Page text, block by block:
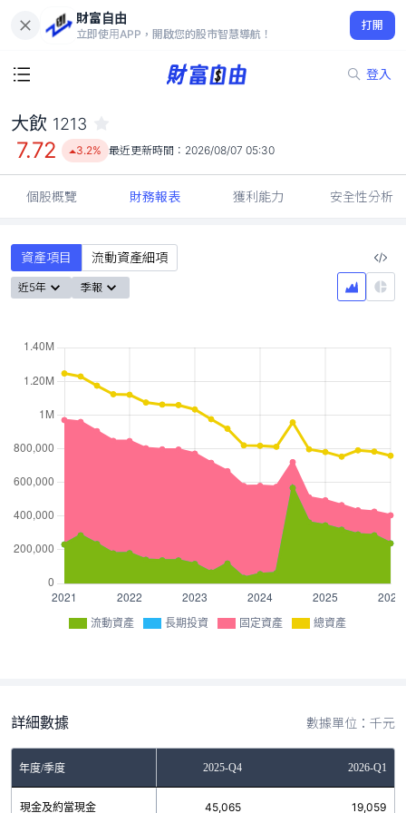
財富自由
立即使用APP，開啟您的股市智慧導航！
打開
登入
7.72
3.2%
大飲 1213
7.72 3.2% 最近更新時間： 2026/08/07 05:30
個股概覽 財務報表 獲利能力 安全性分析
資產項目 流動資產細項
近5年 季報
流動資產 長期投資 固定資產 總資產
詳細數據 數據單位：千元
年度/季度2025-Q3 2025-Q4 2026-Q1
現金及約當現金
10,155 45,065 19,059